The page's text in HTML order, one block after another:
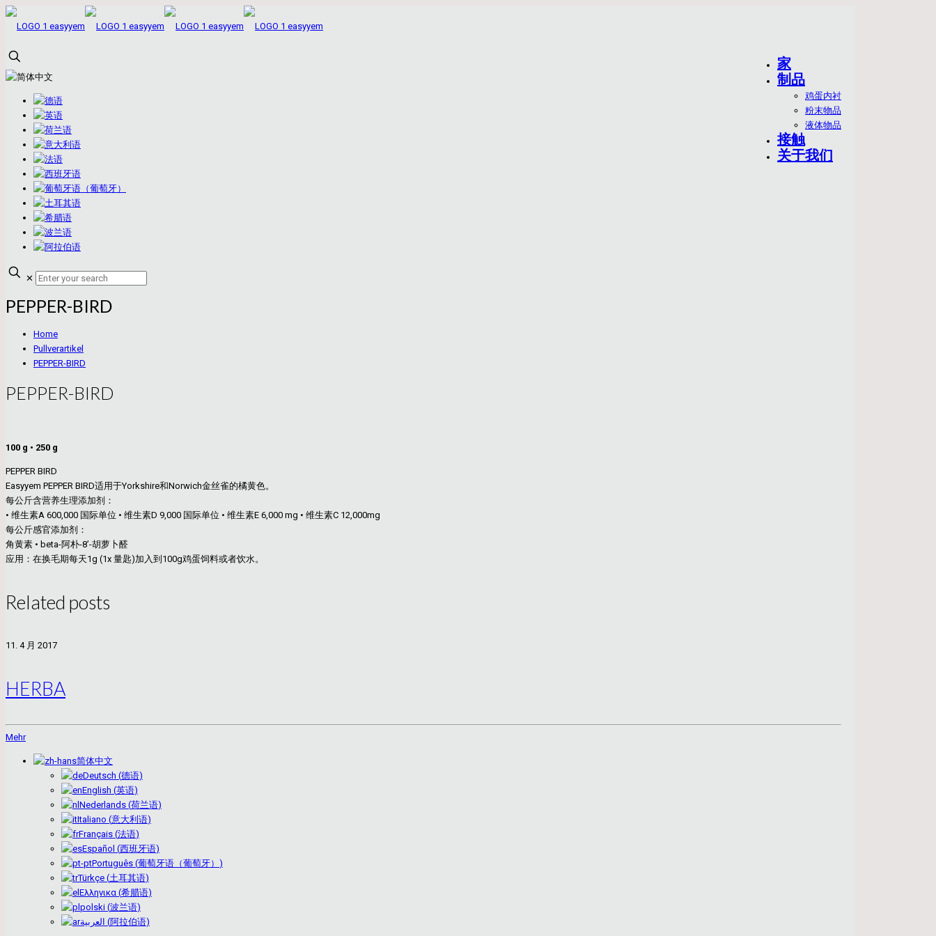
家
制品
鸡蛋内衬
粉末物品
液体物品
接触
关于我们
✕
PEPPER-BIRD
Home
Pullverartikel
PEPPER-BIRD
PEPPER-BIRD
100 g • 250 g
PEPPER BIRD
Easyyem PEPPER BIRD适用于Yorkshire和Norwich金丝雀的橘黄色。
每公斤含营养生理添加剂：
• 维生素A 600,000 国际单位 • 维生素D 9,000 国际单位 • 维生素E 6,000 mg • 维生素C 12,000mg
每公斤感官添加剂：
角黄素 • beta-阿朴-8’-胡萝卜醛
应用：在换毛期每天1g (1x 量匙)加入到100g鸡蛋饲料或者饮水。
Related posts
11. 4 月 2017
HERBA
Mehr
简体中文
Deutsch (德语)
English (英语)
Nederlands (荷兰语)
Italiano (意大利语)
Français (法语)
Español (西班牙语)
Português (葡萄牙语（葡萄牙） )
Türkçe (土耳其语)
Ελληνικα (希腊语)
polski (波兰语)
العربية (阿拉伯语)